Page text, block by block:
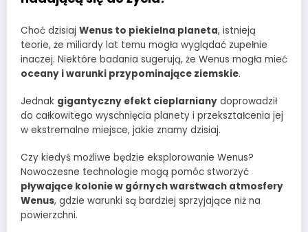
Choć dzisiaj Wenus to piekielna planeta, istnieją
teorie, że miliardy lat temu mogła wyglądać zupełnie
inaczej. Niektóre badania sugerują, że Wenus mogła mieć
oceany i warunki przypominające ziemskie.
Jednak gigantyczny efekt cieplarniany doprowadził
do całkowitego wyschnięcia planety i przekształcenia jej
w ekstremalne miejsce, jakie znamy dzisiaj.
Czy kiedyś możliwe będzie eksplorowanie Wenus?
Nowoczesne technologie mogą pomóc stworzyć
pływające kolonie w górnych warstwach atmosfery
Wenus, gdzie warunki są bardziej sprzyjające niż na
powierzchni.